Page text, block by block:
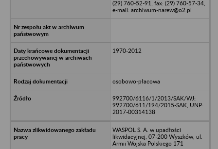
(29) 760-52-91, fax: (29) 760-57-34,
e-mail: archiwum-narew@o2.pl
1970-2012
osobowo-płacowa
992700/6116/1/2013/SAK/WJ;
992700/611/194/2015-SAK, UNP:
2017-00314138
WASPOL S. A. w upadłości
likwidacyjnej, 07-200 Wyszków, ul.
Armii Wojska Polskiego 171